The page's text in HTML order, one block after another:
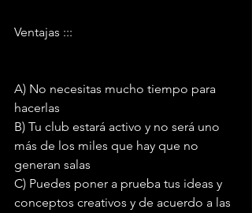
Ventajas :::
A) No necesitas mucho tiempo para
hacerlas
B) Tu club estará activo y no será uno
más de los miles que hay que no
generan salas
C) Puedes poner a prueba tus ideas y
conceptos creativos y de acuerdo a las